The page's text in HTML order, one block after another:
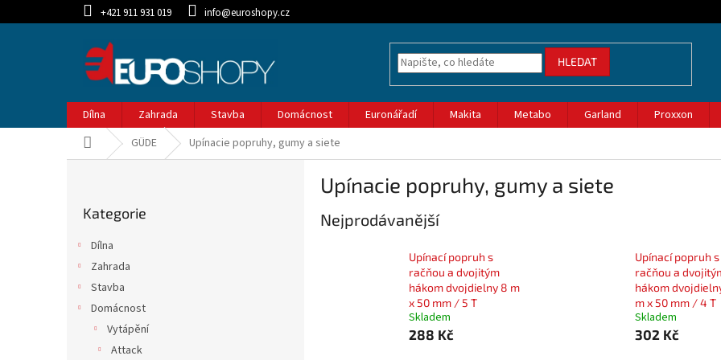
na
+421 911 931 019 info@euroshopy.cz
HLEDAT
Dílna Zahrada Stavba Domácnost Euronářadí Makita Metabo Garland Proxxon
Domů GÜDE Upínacie popruhy, gumy a siete
kategorie
Kategorie
Dílna
Zahrada
Stavba
Domácnost
Vytápění
Attack
Upínacie popruhy, gumy a siete
Nejprodávanější
Upínací popruh s
račňou a dvojitým
hákom dvojdielny 8 m
x 50 mm / 5 T
Skladem
288 Kč
Upínací popruh s
račňou a
hákom
m x 50 mm / 4 T
Skladem
302 Kč